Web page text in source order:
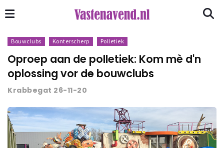
Bouwclubs Konterscherp Polletiek
Oproep aan de polletiek: Kom mè d'n
oplossing vor de bouwclubs
Krabbegat 26-11-20